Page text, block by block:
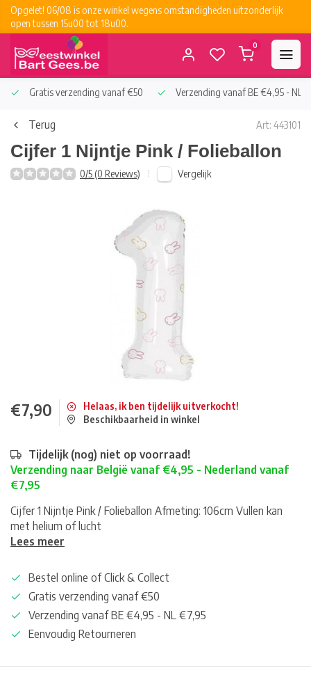
Opgelet! 06/08 is onze winkel wegens omstandigheden uitzonderlijk
open tussen 15u00 tot 18u00.
0
Gratis verzending vanaf €50 Verzending vanaf BE €4,95 - NL
Terug Art: 443101
Cijfer 1 Nijntje Pink / Folieballon
0/5 (0 Reviews) Vergelijk
€7,90
Helaas, ik ben tijdelijk uitverkocht!
Beschikbaarheid in winkel
Tijdelijk (nog) niet op voorraad!
Verzending naar België vanaf €4,95 - Nederland vanaf
€7,95
Cijfer 1 Nijntje Pink / Folieballon Afmeting: 106cm Vullen kan
met helium of lucht
Lees meer
Bestel online of Click & Collect
Gratis verzending vanaf €50
Verzending vanaf BE €4,95 - NL €7,95
Eenvoudig Retourneren